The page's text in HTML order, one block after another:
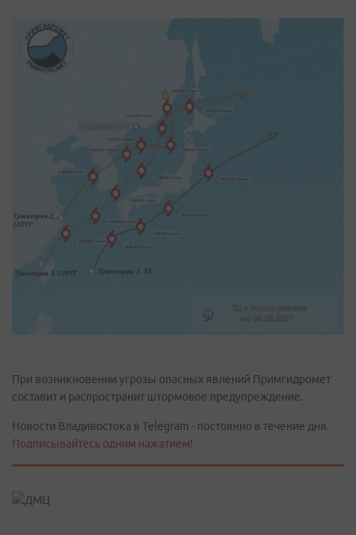
При возникновении угрозы опасных явлений Примгидромет
составит и распространит штормовое предупреждение.
Новости Владивостока в Telegram - постоянно в течение дня.
Подписывайтесь одним нажатием!